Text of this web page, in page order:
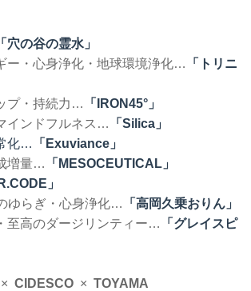
「穴の谷の霊水」
ー・心身浄化・地球環境浄化…
「トリニ
プ・持続力…
「IRON45°」
インドフルネス…
「Silica」
化…
「Exuviance」
増量…
「MESOCEUTICAL」
」
ゆらぎ・心身浄化…
「高岡久乗おりん」
至高のダージリンティー…
「グレイスピ
× CIDESCO × TOYAMA